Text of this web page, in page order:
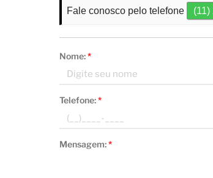
Fale conosco pelo telefone
(11)
Nome:*
Telefone:*
Mensagem:*